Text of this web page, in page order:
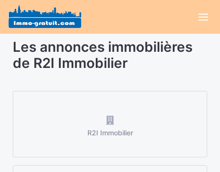
Les annonces immobilières
de R2I Immobilier
R2I Immobilier